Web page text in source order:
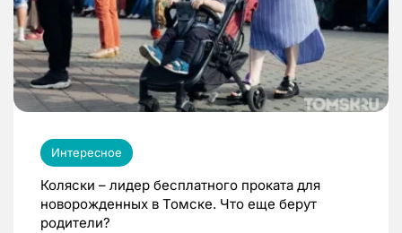
Интересное
Коляски – лидер бесплатного проката для
новорожденных в Томске. Что еще берут
родители?